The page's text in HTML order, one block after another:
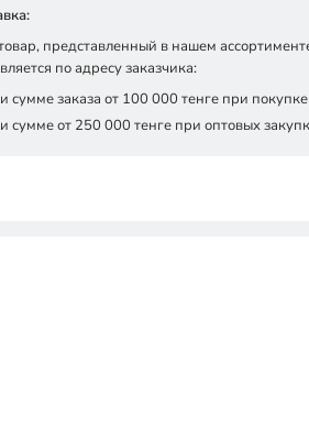
представленный в нашем
по адресу заказчика:
сумме заказа от 100 000 тенге при
сумме от 250 000 тенге при оптовых